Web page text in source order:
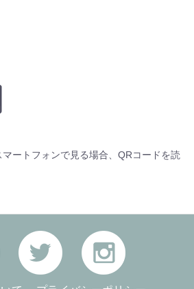
ートフォンで見る場合、QRコードを読